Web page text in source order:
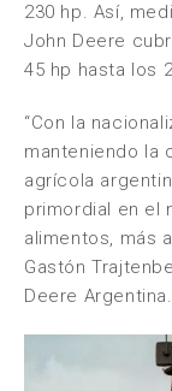
230 hp. Así,
John Deere
45 hp hasta los
“Con la
manteniendo la
agrícola
primordial en el
alimentos, más
Gastón
Deere Argentina.